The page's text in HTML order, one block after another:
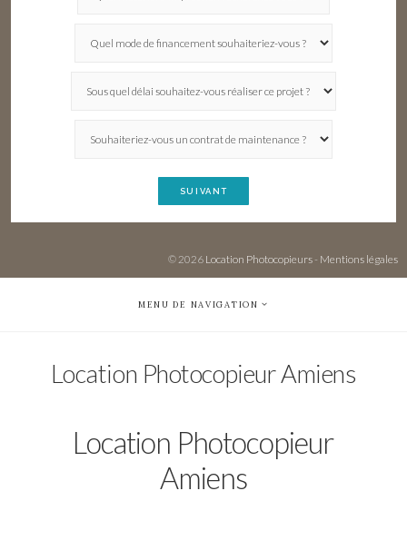
SUIVANT
© 2026 Location Photocopieurs- Mentions légales
MENU DE NAVIGATION
Location Photocopieur Amiens
Location Photocopieur
Amiens